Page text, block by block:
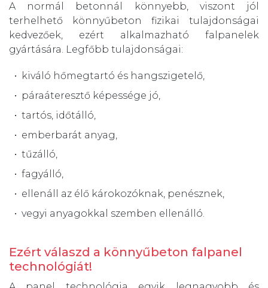
A normál betonnál könnyebb, viszont jól
terhelhető könnyűbeton fizikai tulajdonságai
kedvezőek, ezért alkalmazható falpanelek
gyártására. Legfőbb tulajdonságai:
kiváló hőmegtartó és hangszigetelő,
páraáteresztő képessége jó,
tartós, időtálló,
emberbarát anyag,
tűzálló,
fagyálló,
ellenáll az élő károkozóknak, penésznek,
vegyi anyagokkal szemben ellenálló.
Ezért válaszd a könnyűbeton falpanel
technológiát!